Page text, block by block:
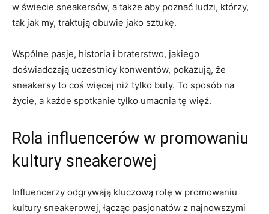
w świecie sneakersów, a także aby poznać ludzi, którzy,
tak jak my, traktują obuwie jako sztukę.
Wspólne pasje, historia i braterstwo, jakiego
doświadczają uczestnicy konwentów, pokazują, że
sneakersy to coś więcej niż tylko buty. To sposób na
życie, a każde spotkanie tylko umacnia tę więź.
Rola influencerów w promowaniu
kultury sneakerowej
Influencerzy odgrywają kluczową rolę w promowaniu
kultury sneakerowej, łącząc pasjonatów z najnowszymi